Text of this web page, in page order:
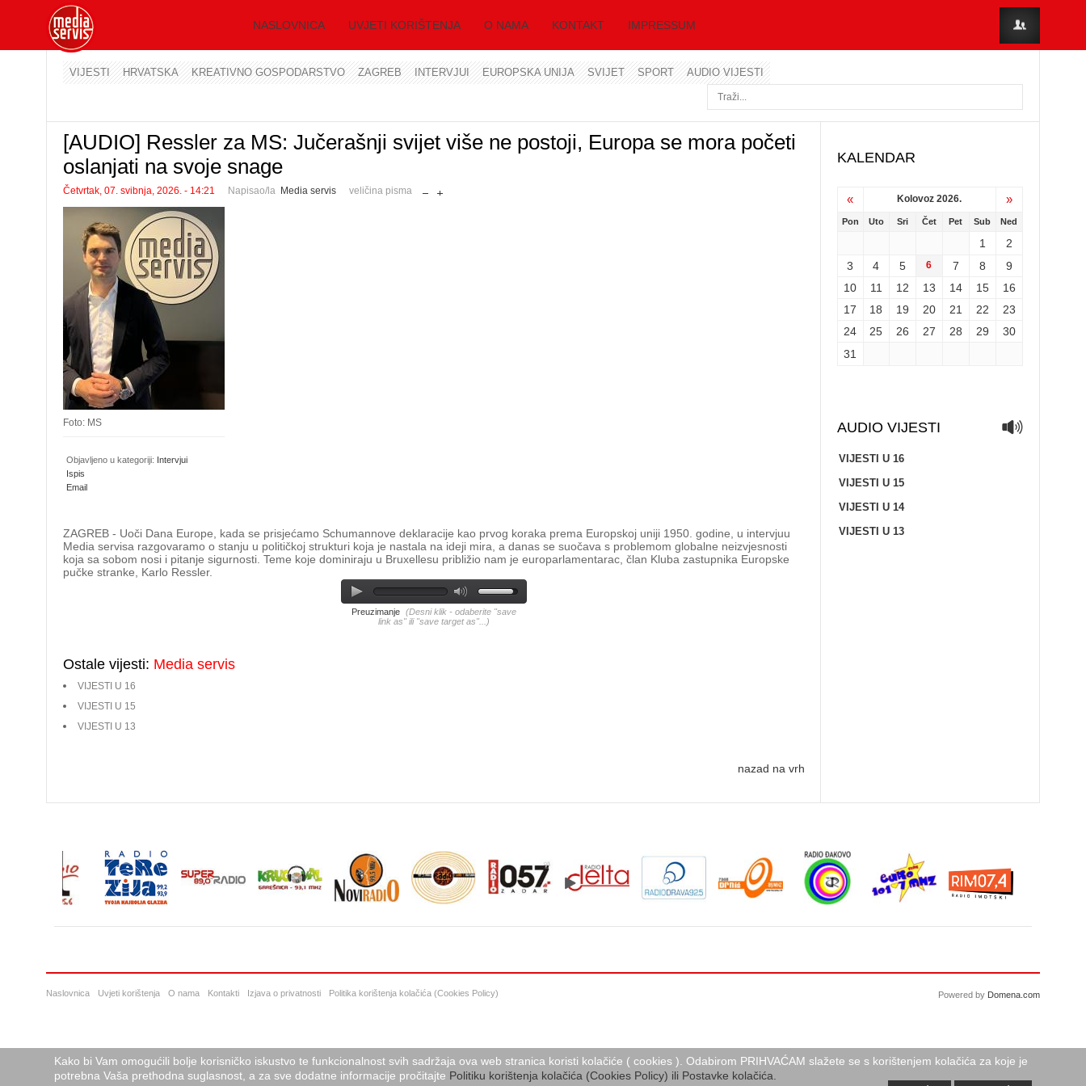
NASLOVNICA UVJETI KORIŠTENJA O NAMA KONTAKT IMPRESSUM
VIJESTI HRVATSKA KREATIVNO GOSPODARSTVO ZAGREB INTERVJUI EUROPSKA UNIJA SVIJET SPORT AUDIO VIJESTI
[AUDIO] Ressler za MS: Jučerašnji svijet više ne postoji, Europa se mora početi
oslanjati na svoje snage
Četvrtak, 07. svibnja, 2026. - 14:21 Napisao/la Media servis veličina pisma
Foto: MS
Objavljeno u kategoriji: Intervjui
Ispis
Email
ZAGREB - Uoči Dana Europe, kada se prisjećamo Schumannove deklaracije kao prvog koraka prema Europskoj uniji 1950. godine, u intervjuu
Media servisa razgovaramo o stanju u političkoj strukturi koja je nastala na ideji mira, a danas se suočava s problemom globalne neizvjesnosti
koja sa sobom nosi i pitanje sigurnosti. Teme koje dominiraju u Bruxellesu približio nam je europarlamentarac, član Kluba zastupnika Europske
pučke stranke, Karlo Ressler.
Preuzimanje (Desni klik - odaberite "save
link as" ili "save target as"...)
Ostale vijesti: Media servis
VIJESTI U 16
VIJESTI U 15
VIJESTI U 13
nazad na vrh
KALENDAR
« Kolovoz 2026. »
Pon Uto Sri Čet Pet Sub Ned
1
2
3
4 5 6 7 8
9
10
11 12 13 14 15
16
17
18 19 20 21 22
23
24
25 26 27 28 29
30
31
AUDIO VIJESTI
VIJESTI U 16
VIJESTI U 15
VIJESTI U 14
VIJESTI U 13
Naslovnica Uvjeti korištenja O nama Kontakti Izjava o privatnosti Politika korištenja kolačića (Cookies Policy) Powered by Domena.com
Kako bi Vam omogućili bolje korisničko iskustvo te funkcionalnost svih sadržaja ova web stranica koristi kolačiće ( cookies ). Odabirom PRIHVAĆAM slažete se s korištenjem kolačića za koje je
potrebna Vaša prethodna suglasnost, a za sve dodatne informacije pročitajte Politiku korištenja kolačića (Cookies Policy) ili Postavke kolačića.